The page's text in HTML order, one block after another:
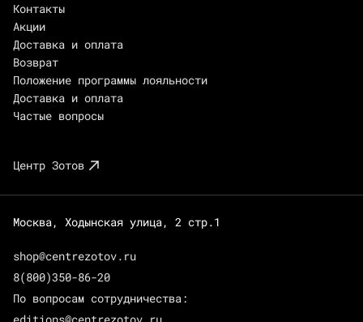
Контакты
Акции
Доставка и оплата
Возврат
Положение программы лояльности
Доставка и оплата
Частые вопросы
Центр Зотов
Москва, Ходынская улица, 2 стр.1
shop@centrezotov.ru
8(800)350-86-20
По вопросам сотрудничества: